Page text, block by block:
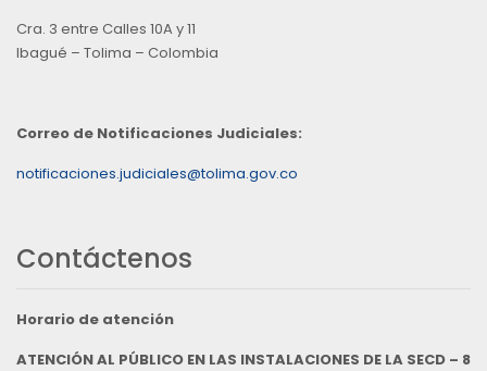
Cra. 3 entre Calles 10A y 11
Ibagué – Tolima – Colombia
Correo de Notificaciones Judiciales:
notificaciones.judiciales@tolima.gov.co
Contáctenos
Horario de atención
ATENCIÓN AL PÚBLICO EN LAS INSTALACIONES DE LA SECD – 8